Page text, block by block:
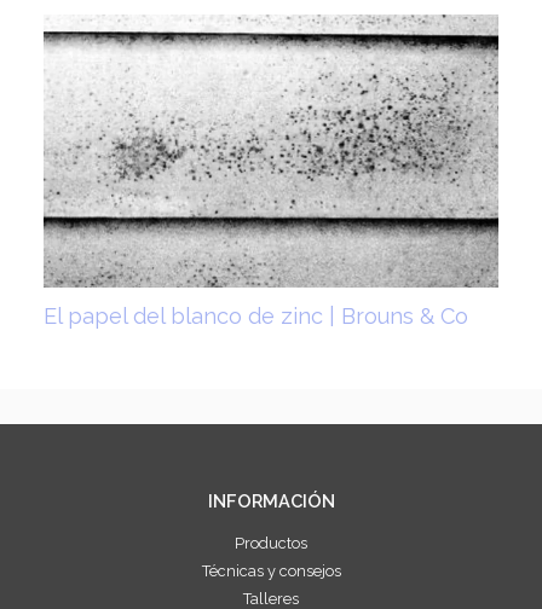
El papel del blanco de zinc | Brouns & Co
INFORMACIÓN
Productos
Técnicas y consejos
Talleres